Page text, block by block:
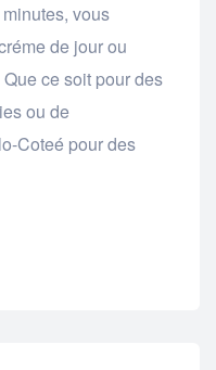
vous
de jour ou
ce soit pour des
ou de
Coteé pour des